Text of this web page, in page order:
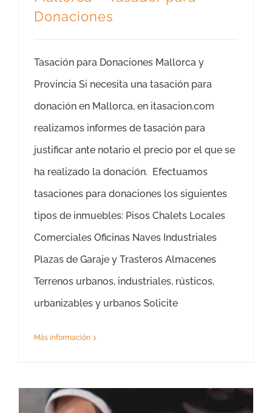
Donaciones
Tasación para Donaciones Mallorca y
Provincia Si necesita una tasación para
donación en Mallorca, en itasacion.com
realizamos informes de tasación para
justificar ante notario el precio por el que se
ha realizado la donación. Efectuamos
tasaciones para donaciones los siguientes
tipos de inmuebles: Pisos Chalets Locales
Comerciales Oficinas Naves Industriales
Plazas de Garaje y Trasteros Almacenes
Terrenos urbanos, industriales, rústicos,
urbanizables y urbanos Solicite
Más información